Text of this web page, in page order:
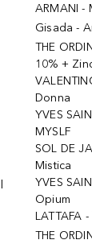
ARMANI -
Gisada -
THE
10% +
Donna
YVES
MYSLF
SOL DE
Mistica
YVES
Opium
LATTAFA -
THE